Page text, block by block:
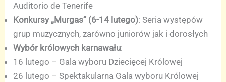
Auditorio de Tenerife
Konkursy „Murgas” (6-14 lutego): Seria występów
grup muzycznych, zarówno juniorów jak i dorosłych
Wybór królowych karnawału:
16 lutego – Gala wyboru Dziecięcej Królowej
26 lutego – Spektakularna Gala wyboru Królowej